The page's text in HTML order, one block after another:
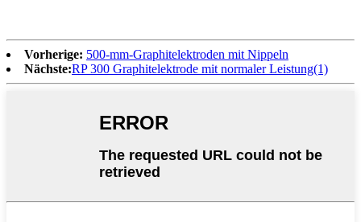
Vorherige: 500-mm-Graphitelektroden mit Nippeln
Nächste:RP 300 Graphitelektrode mit normaler Leistung(1)